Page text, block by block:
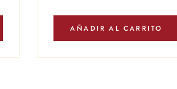
AÑADIR AL CARRITO